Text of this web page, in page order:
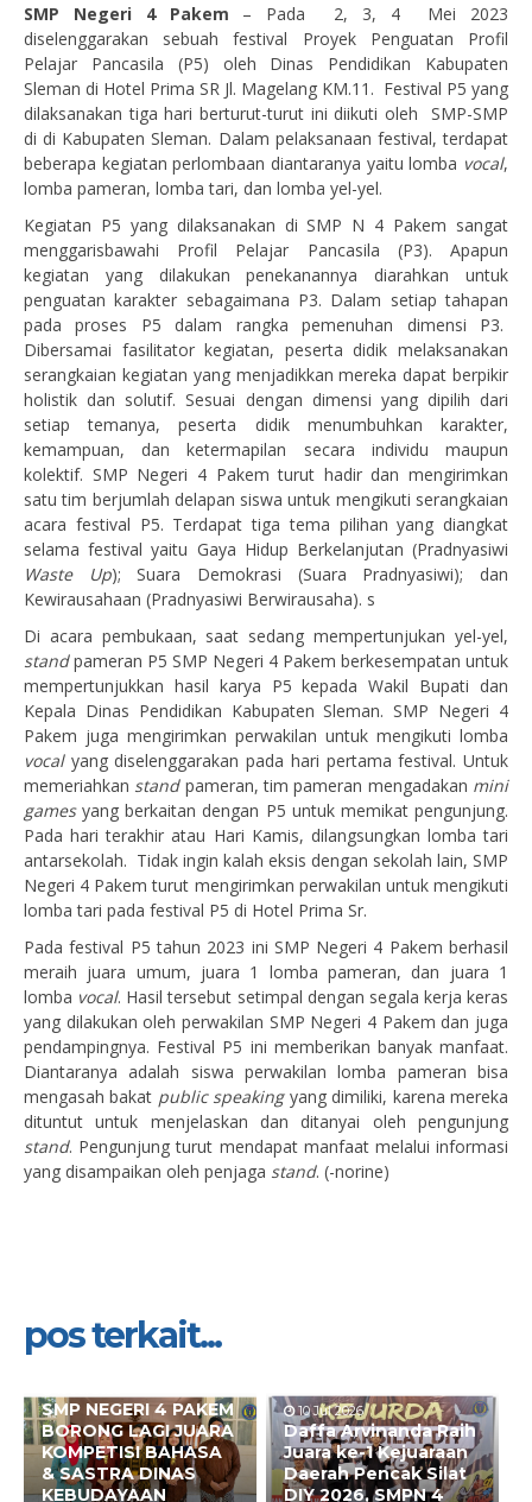
SMP Negeri 4 Pakem – Pada 2, 3, 4 Mei 2023
diselenggarakan sebuah festival Proyek Penguatan Profil
Pelajar Pancasila (P5) oleh Dinas Pendidikan Kabupaten
Sleman di Hotel Prima SR Jl. Magelang KM.11. Festival P5 yang
dilaksanakan tiga hari berturut-turut ini diikuti oleh SMP-SMP
di di Kabupaten Sleman. Dalam pelaksanaan festival, terdapat
beberapa kegiatan perlombaan diantaranya yaitu lomba vocal,
lomba pameran, lomba tari, dan lomba yel-yel.
Kegiatan P5 yang dilaksanakan di SMP N 4 Pakem sangat
menggarisbawahi Profil Pelajar Pancasila (P3). Apapun
kegiatan yang dilakukan penekanannya diarahkan untuk
penguatan karakter sebagaimana P3. Dalam setiap tahapan
pada proses P5 dalam rangka pemenuhan dimensi P3.
Dibersamai fasilitator kegiatan, peserta didik melaksanakan
serangkaian kegiatan yang menjadikkan mereka dapat berpikir
holistik dan solutif. Sesuai dengan dimensi yang dipilih dari
setiap temanya, peserta didik menumbuhkan karakter,
kemampuan, dan ketermapilan secara individu maupun
kolektif. SMP Negeri 4 Pakem turut hadir dan mengirimkan
satu tim berjumlah delapan siswa untuk mengikuti serangkaian
acara festival P5. Terdapat tiga tema pilihan yang diangkat
selama festival yaitu Gaya Hidup Berkelanjutan (Pradnyasiwi
Waste Up); Suara Demokrasi (Suara Pradnyasiwi); dan
Kewirausahaan (Pradnyasiwi Berwirausaha). s
Di acara pembukaan, saat sedang mempertunjukan yel-yel,
standpameran P5 SMP Negeri 4 Pakem berkesempatan untuk
mempertunjukkan hasil karya P5 kepada Wakil Bupati dan
Kepala Dinas Pendidikan Kabupaten Sleman. SMP Negeri 4
Pakem juga mengirimkan perwakilan untuk mengikuti lomba
vocalyang diselenggarakan pada hari pertama festival. Untuk
memeriahkan standpameran, tim pameran mengadakan mini
gamesyang berkaitan dengan P5 untuk memikat pengunjung.
Pada hari terakhir atau Hari Kamis, dilangsungkan lomba tari
antarsekolah. Tidak ingin kalah eksis dengan sekolah lain, SMP
Negeri 4 Pakem turut mengirimkan perwakilan untuk mengikuti
lomba tari pada festival P5 di Hotel Prima Sr.
Pada festival P5 tahun 2023 ini SMP Negeri 4 Pakem berhasil
meraih juara umum, juara 1 lomba pameran, dan juara 1
lomba vocal. Hasil tersebut setimpal dengan segala kerja keras
yang dilakukan oleh perwakilan SMP Negeri 4 Pakem dan juga
pendampingnya. Festival P5 ini memberikan banyak manfaat.
Diantaranya adalah siswa perwakilan lomba pameran bisa
mengasah bakat public speakingyang dimiliki, karena mereka
dituntut untuk menjelaskan dan ditanyai oleh pengunjung
stand. Pengunjung turut mendapat manfaat melalui informasi
yang disampaikan oleh penjaga stand. (-norine)
pos terkait...
SMP NEGERI 4 PAKEM
BORONG LAGI JUARA
KOMPETISI BAHASA
& SASTRA DINAS
KEBUDAYAAN
10 Jul 2026
Daffa Arvinanda Raih
Juara ke-1 Kejuaraan
Daerah Pencak Silat
DIY 2026, SMPN 4